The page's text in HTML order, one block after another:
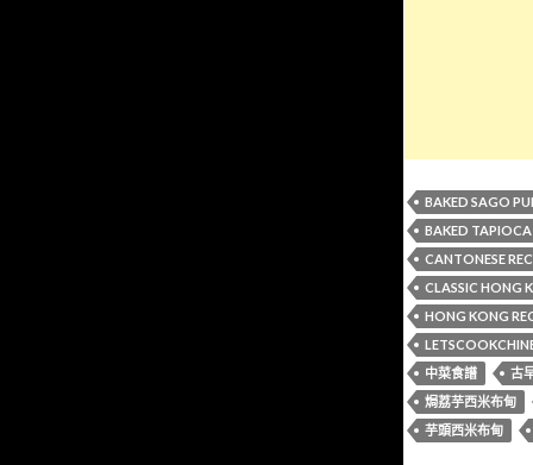
BAKED SAGO
BAKED
CANTONESE
CLASSIC HONG
HONG KONG
中菜食譜
古
焗荔芋西米布甸
芋頭西米布甸